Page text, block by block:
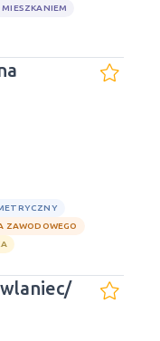
MIESZKANIEM
ZAWODOWEGO